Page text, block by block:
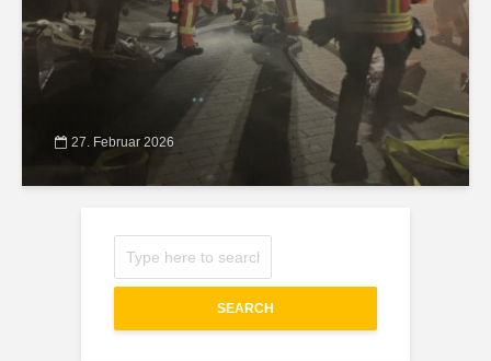
27. Februar 2026
SEARCH